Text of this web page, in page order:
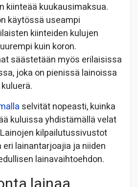
kiinteää kuukausimaksua.
käytössä useampi
kiinteiden kulujen
kuin koron.
säästetään myös erilaisissa
joka on pienissä lainoissa
selvität nopeasti, kuinka
kuluissa yhdistämällä velat
kilpailutussivustot
lainantarjoajia ja niiden
lainavaihtoehdon.